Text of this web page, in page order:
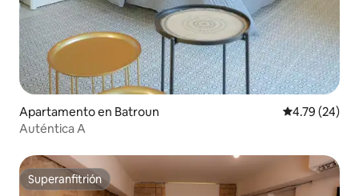
Apartamento en Batroun Calificación
4.79 (24)
Auténtica A
Superanfitrión
Superanfitrión